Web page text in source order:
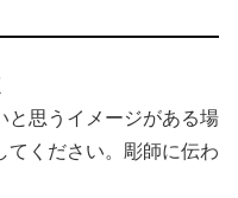
と思うイメージがある場
てください。彫師に伝わ